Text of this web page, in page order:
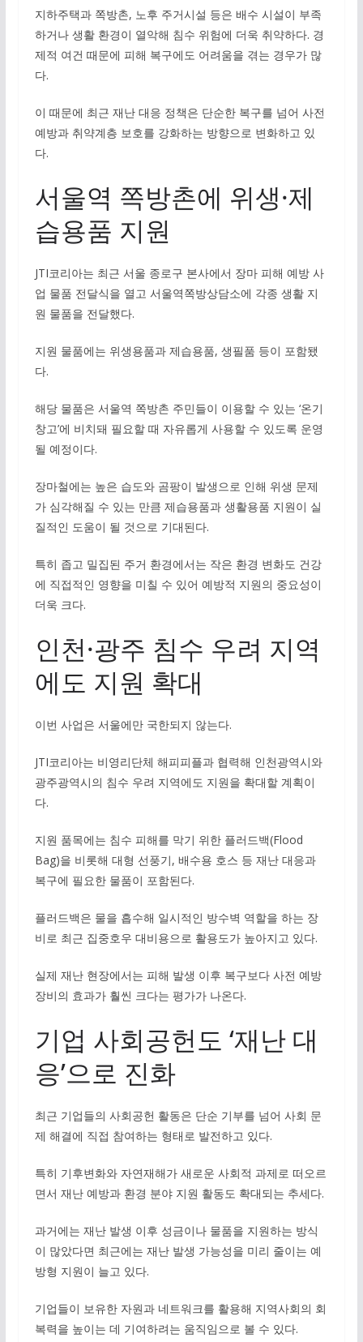
지하주택과 쪽방촌, 노후 주거시설 등은 배수 시설이 부족
하거나 생활 환경이 열악해 침수 위험에 더욱 취약하다. 경
제적 여건 때문에 피해 복구에도 어려움을 겪는 경우가 많
다.
이 때문에 최근 재난 대응 정책은 단순한 복구를 넘어 사전
예방과 취약계층 보호를 강화하는 방향으로 변화하고 있
다.
서울역 쪽방촌에 위생·제
습용품 지원
JTI코리아는 최근 서울 종로구 본사에서 장마 피해 예방 사
업 물품 전달식을 열고 서울역쪽방상담소에 각종 생활 지
원 물품을 전달했다.
지원 물품에는 위생용품과 제습용품, 생필품 등이 포함됐
다.
해당 물품은 서울역 쪽방촌 주민들이 이용할 수 있는 ‘온기
창고’에 비치돼 필요할 때 자유롭게 사용할 수 있도록 운영
될 예정이다.
장마철에는 높은 습도와 곰팡이 발생으로 인해 위생 문제
가 심각해질 수 있는 만큼 제습용품과 생활용품 지원이 실
질적인 도움이 될 것으로 기대된다.
특히 좁고 밀집된 주거 환경에서는 작은 환경 변화도 건강
에 직접적인 영향을 미칠 수 있어 예방적 지원의 중요성이
더욱 크다.
인천·광주 침수 우려 지역
에도 지원 확대
이번 사업은 서울에만 국한되지 않는다.
JTI코리아는 비영리단체 해피피플과 협력해 인천광역시와
광주광역시의 침수 우려 지역에도 지원을 확대할 계획이
다.
지원 품목에는 침수 피해를 막기 위한 플러드백(Flood
Bag)을 비롯해 대형 선풍기, 배수용 호스 등 재난 대응과
복구에 필요한 물품이 포함된다.
플러드백은 물을 흡수해 일시적인 방수벽 역할을 하는 장
비로 최근 집중호우 대비용으로 활용도가 높아지고 있다.
실제 재난 현장에서는 피해 발생 이후 복구보다 사전 예방
장비의 효과가 훨씬 크다는 평가가 나온다.
기업 사회공헌도 ‘재난 대
응’으로 진화
최근 기업들의 사회공헌 활동은 단순 기부를 넘어 사회 문
제 해결에 직접 참여하는 형태로 발전하고 있다.
특히 기후변화와 자연재해가 새로운 사회적 과제로 떠오르
면서 재난 예방과 환경 분야 지원 활동도 확대되는 추세다.
과거에는 재난 발생 이후 성금이나 물품을 지원하는 방식
이 많았다면 최근에는 재난 발생 가능성을 미리 줄이는 예
방형 지원이 늘고 있다.
기업들이 보유한 자원과 네트워크를 활용해 지역사회의 회
복력을 높이는 데 기여하려는 움직임으로 볼 수 있다.